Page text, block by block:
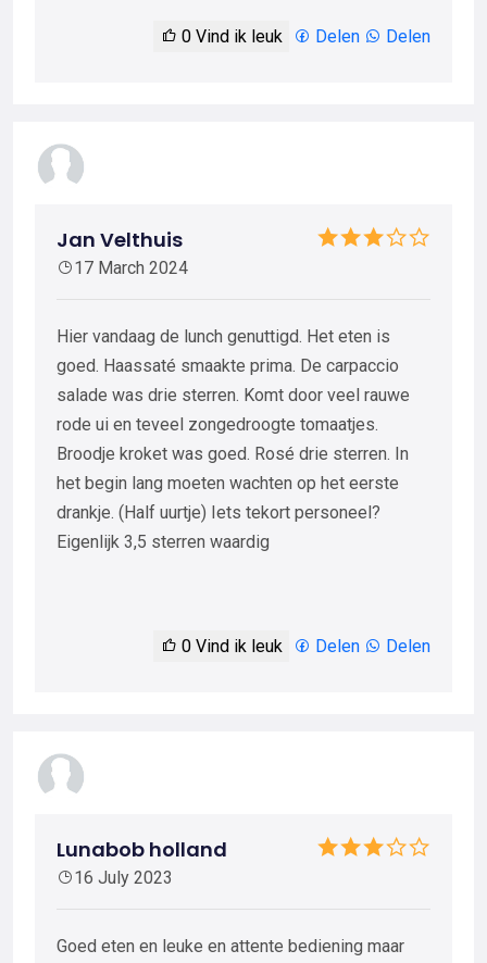
0 Vind ik leuk Delen Delen
Jan Velthuis
17 March 2024
Hier vandaag de lunch genuttigd. Het eten is
goed. Haassaté smaakte prima. De carpaccio
salade was drie sterren. Komt door veel rauwe
rode ui en teveel zongedroogte tomaatjes.
Broodje kroket was goed. Rosé drie sterren. In
het begin lang moeten wachten op het eerste
drankje. (Half uurtje) Iets tekort personeel?
Eigenlijk 3,5 sterren waardig
0 Vind ik leuk Delen Delen
Lunabob holland
16 July 2023
Goed eten en leuke en attente bediening maar